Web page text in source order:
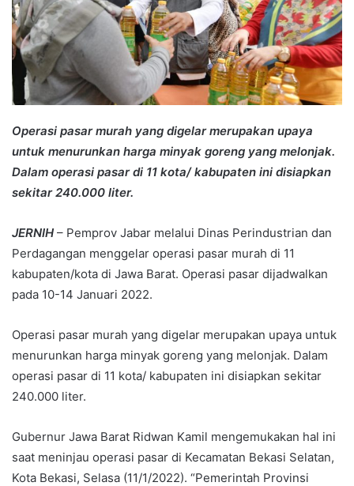
Operasi pasar murah yang digelar merupakan upaya
untuk menurunkan harga minyak goreng yang melonjak.
Dalam operasi pasar di 11 kota/ kabupaten ini disiapkan
sekitar 240.000 liter.
JERNIH – Pemprov Jabar melalui Dinas Perindustrian dan
Perdagangan menggelar operasi pasar murah di 11
kabupaten/kota di Jawa Barat. Operasi pasar dijadwalkan
pada 10-14 Januari 2022.
Operasi pasar murah yang digelar merupakan upaya untuk
menurunkan harga minyak goreng yang melonjak. Dalam
operasi pasar di 11 kota/ kabupaten ini disiapkan sekitar
240.000 liter.
Gubernur Jawa Barat Ridwan Kamil mengemukakan hal ini
saat meninjau operasi pasar di Kecamatan Bekasi Selatan,
Kota Bekasi, Selasa (11/1/2022). “Pemerintah Provinsi